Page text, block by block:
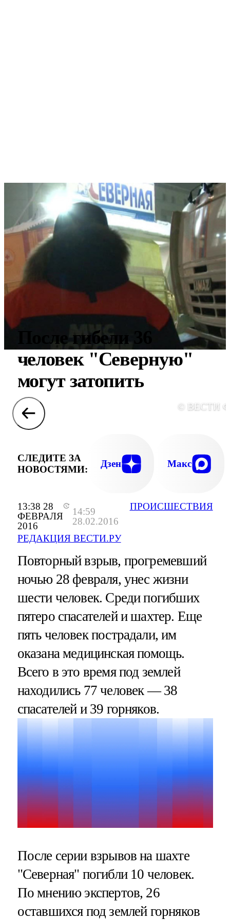
13:38 28
ФЕВРАЛЯ
2016
14:59
28.02.2016
РЕДАКЦИЯ ВЕСТИ.РУ
ПРОИСШЕСТВИЯ
После гибели 36
человек "Северную"
могут затопить
© ВЕСТИ
СЛЕДИТЕ ЗА
НОВОСТЯМИ:
Дзен Макс
Повторный взрыв, прогремевший
ночью 28 февраля, унес жизни
шести человек. Среди погибших
пятеро спасателей и шахтер. Еще
пять человек пострадали, им
оказана медицинская помощь.
Всего в это время под землей
находились 77 человек — 38
спасателей и 39 горняков.
После серии взрывов на шахте
"Северная" погибли 10 человек.
По мнению экспертов, 26
оставшихся под землей горняков